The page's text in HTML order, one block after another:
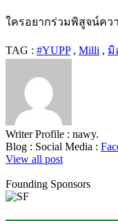
ใครอยากร่วมพิสูจน์ควา
TAG : #YUPP, Milli , มิ
Writer Profile : nawy.
Blog : Social Media :
View all post
Founding Sponsors